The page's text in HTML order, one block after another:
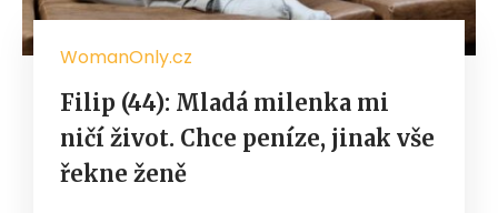
WomanOnly.cz
Filip (44): Mladá milenka mi
ničí život. Chce peníze, jinak vše
řekne ženě